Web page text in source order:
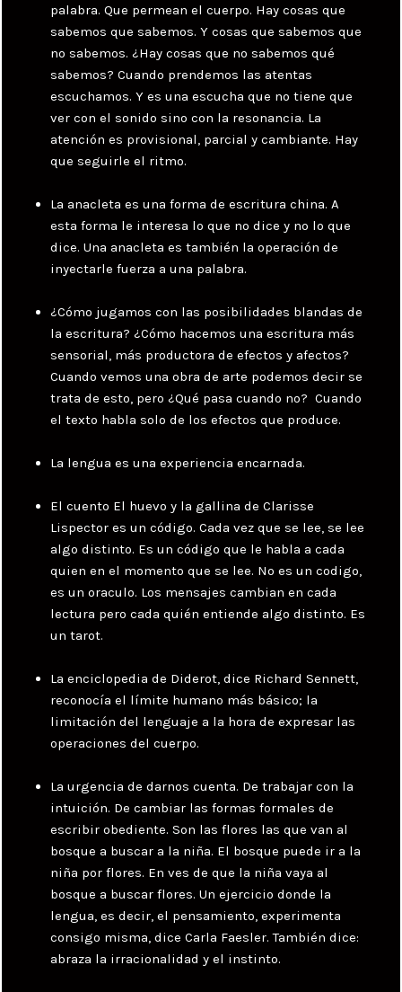
palabra. Que permean el cuerpo. Hay cosas que
sabemos que sabemos. Y cosas que sabemos que
no sabemos. ¿Hay cosas que no sabemos qué
sabemos? Cuando prendemos las atentas
escuchamos. Y es una escucha que no tiene que
ver con el sonido sino con la resonancia. La
atención es provisional, parcial y cambiante. Hay
que seguirle el ritmo.
La anacleta es una forma de escritura china. A
esta forma le interesa lo que no dice y no lo que
dice. Una anacleta es también la operación de
inyectarle fuerza a una palabra.
¿Cómo jugamos con las posibilidades blandas de
la escritura? ¿Cómo hacemos una escritura más
sensorial, más productora de efectos y afectos?
Cuando vemos una obra de arte podemos decir se
trata de esto, pero ¿Qué pasa cuando no? Cuando
el texto habla solo de los efectos que produce.
La lengua es una experiencia encarnada.
El cuento El huevo y la gallina de Clarisse
Lispector es un código. Cada vez que se lee, se lee
algo distinto. Es un código que le habla a cada
quien en el momento que se lee. No es un codigo,
es un oraculo. Los mensajes cambian en cada
lectura pero cada quién entiende algo distinto. Es
un tarot.
La enciclopedia de Diderot, dice Richard Sennett,
reconocía el límite humano más básico; la
limitación del lenguaje a la hora de expresar las
operaciones del cuerpo.
La urgencia de darnos cuenta. De trabajar con la
intuición. De cambiar las formas formales de
escribir obediente. Son las flores las que van al
bosque a buscar a la niña. El bosque puede ir a la
niña por flores. En ves de que la niña vaya al
bosque a buscar flores. Un ejercicio donde la
lengua, es decir, el pensamiento, experimenta
consigo misma, dice Carla Faesler. También dice:
abraza la irracionalidad y el instinto.